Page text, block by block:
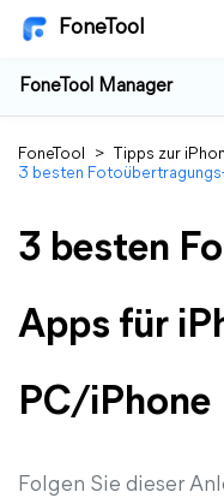
FoneTool
FoneTool Manager
FoneTool > Tipps zur
3 besten
3 besten
Apps für
PC/iPhone
Folgen Sie dieser